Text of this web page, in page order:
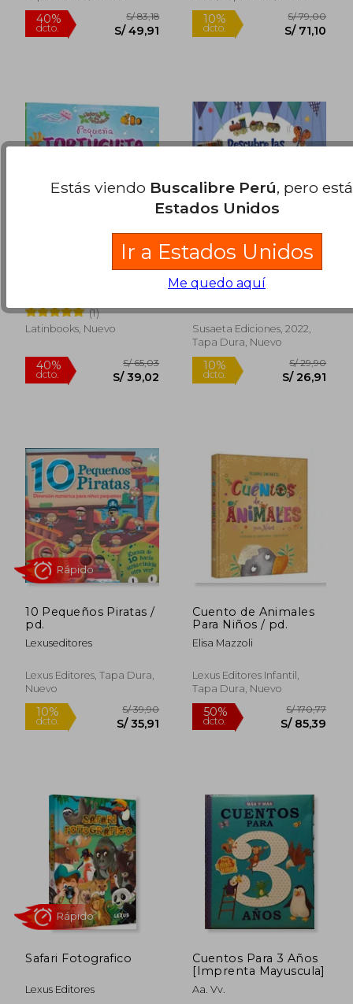
40%
dcto. S/ 48,08
40%
dcto. S/
Rápido
(1)
Latinbooks, Nuevo
Emociones con los
Colores
Susaeta Ediciones, 2022,
Tapa Dura, Nuevo
Rápido
10 Pequeños Piratas /
pd.
Lexuseditores
Lexus Editores, Tapa Dura,
Nuevo
Cuento de Animales
Para Niños / pd.
Elisa Mazzoli
Lexus Editores Infantil,
Tapa Dura, Nuevo
Safari Fotografico
Lexus Editores
Cuentos Para 3 Años
[Imprenta Mayuscula]
Aa. Vv.
Estás viendo Buscalibre Perú, pero
Estados Unidos
Ir a Estados Unidos
Me quedo aquí